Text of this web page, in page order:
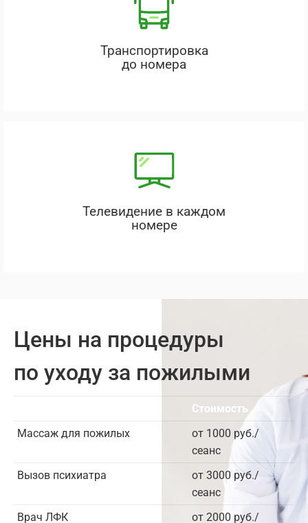
Транспортировка
до номера
Телевидение в каждом
номере
Цены на процедуры
по уходу за пожилыми
Стоимость
Массаж для пожилых
от 1000 руб./
сеанс
Вызов психиатра
от 3000 руб./
сеанс
Врач ЛФК
от 2000 руб./